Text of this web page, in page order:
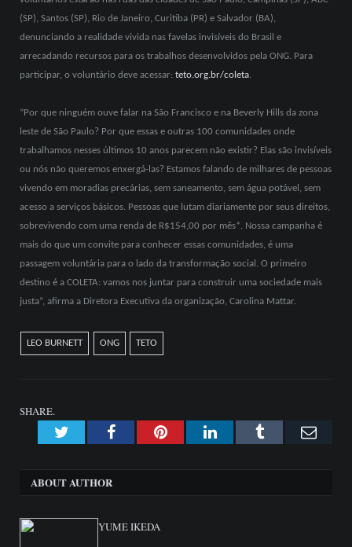
(SP), Santos (SP), Rio de Janeiro, Curitiba (PR) e Salvador (BA),
denunciando a realidade vivida nas favelas invisíveis do Brasil e
arrecadando recursos para os trabalhos desenvolvidos pela ONG. Para
participar, o voluntário deve acessar: teto.org.br/coleta.
“Por que ninguém ouve falar na São Francisco e na Beverly Hills da zona
leste de São Paulo? Por que essas e outras 100 comunidades onde
trabalhamos nesses últimos 10 anos parecem não existir? Elas são invisíveis
ou nós não queremos enxergá-las? Estamos falando de milhares de pessoas
vivendo em moradias precárias, sem saneamento, sem água potável, sem
acesso a serviços básicos. Pessoas que lutam diariamente por seus direitos,
sobrevivendo com uma renda de R$154,00 por mês*. Nossa campanha é
mais do que um convite para conhecer essas comunidades, é uma
passagem voluntária para o lado da transformação social. O primeiro
destino é a COLETA: vamos nos juntar para construir uma sociedade mais
justa”, afirma a Diretora Executiva da organização, Carolina Mattar.
LEO BURNETT ONG TETO
SHARE.
TwitterFacebookPinterestLinkedInTumblr
ABOUT AUTHOR
YUME IKEDA